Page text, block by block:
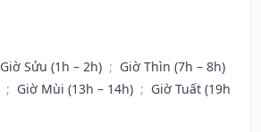
Giờ Sửu (1h – 2h) ; Giờ Thìn (7h – 8h)
; Giờ Mùi (13h – 14h) ; Giờ Tuất (19h